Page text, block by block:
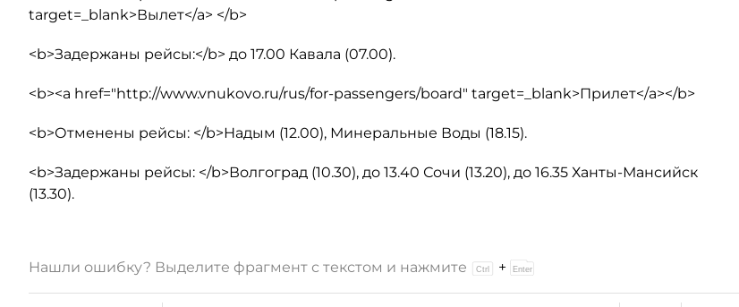
target=_blank>Вылет</a> </b>
<b>Задержаны рейсы:</b> до 17.00 Кавала (07.00).
<b><a href="http://www.vnukovo.ru/rus/for-passengers/board" target=_blank>Прилет</a></b>
<b>Отменены рейсы: </b>Надым (12.00), Минеральные Воды (18.15).
<b>Задержаны рейсы: </b>Волгоград (10.30), до 13.40 Сочи (13.20), до 16.35 Ханты-Мансийск
(13.30).
Нашли ошибку? Выделите фрагмент с текстом и нажмите +